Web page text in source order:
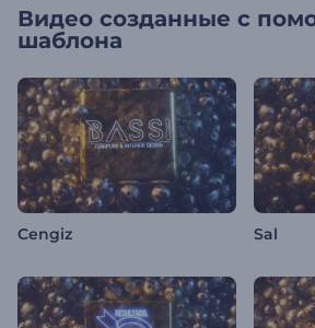
Видео созданные с
шаблона
Cengiz Sal